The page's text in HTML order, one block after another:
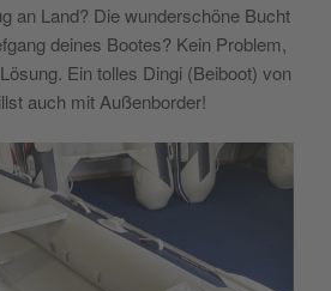
an Land? Die wunderschöne Bucht
deines Bootes? Kein Problem,
Ein tolles Dingi (Beiboot) von
auch mit Außenborder!